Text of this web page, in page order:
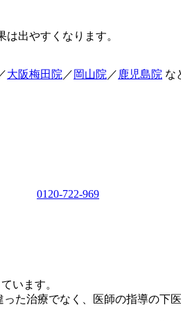
出やすくなります。
大阪梅田院 ／ 岡山院 ／ 鹿児島院 な
0120-722-969
います。
た治療でなく、医師の指導の下